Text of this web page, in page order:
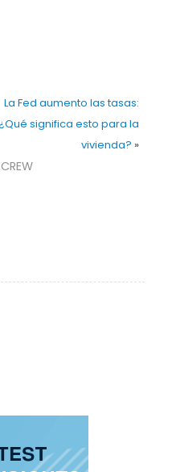
La Fed aumento las tasas:
significa esto para la
vivienda? »